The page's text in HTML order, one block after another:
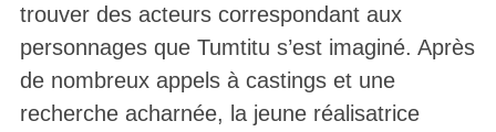
trouver des acteurs correspondant aux
personnages que Tumtitu s’est imaginé. Après
de nombreux appels à castings et une
recherche acharnée, la jeune réalisatrice